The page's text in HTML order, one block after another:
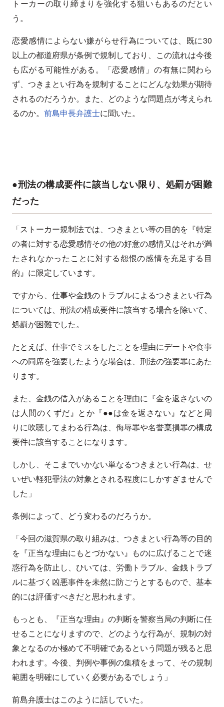
トーカーの取り締まりを強化する狙いもあるのだとい
う。
恋愛感情によらない嫌がらせ行為については、既に30
以上の都道府県が条例で規制しており、この流れは今後
も広がる可能性がある。「恋愛感情」の有無に関わら
ず、つきまとい行為を規制することにどんな効果が期待
されるのだろうか。また、どのような問題点が考えられ
るのか。 前島申長弁護士に聞いた。
●刑法の構成要件に該当しない限り、処罰が困難
だった
「ストーカー規制法では、つきまとい等の目的を『特定
の者に対する恋愛感情その他の好意の感情又はそれが満
たされなかったことに対する怨恨の感情を充足する目
的』に限定しています。
ですから、仕事や金銭のトラブルによるつきまとい行為
については、刑法の構成要件に該当する場合を除いて、
処罰が困難でした。
たとえば、仕事でミスをしたことを理由にデートや食事
への同席を強要したような場合は、刑法の強要罪にあた
ります。
また、金銭の借入があることを理由に『金を返さないの
は人間のくずだ』とか『●●は金を返さない』などと周
りに吹聴してまわる行為は、侮辱罪や名誉棄損罪の構成
要件に該当することになります。
しかし、そこまでいかない単なるつきまとい行為は、せ
いぜい軽犯罪法の対象とされる程度にしかすぎませんで
した」
条例によって、どう変わるのだろうか。
「今回の滋賀県の取り組みは、つきまとい行為等の目的
を『正当な理由にもとづかない』ものに広げることで迷
惑行為を防止し、ひいては、労働トラブル、金銭トラブ
ルに基づく凶悪事件を未然に防ごうとするもので、基本
的には評価すべきだと思われます。
もっとも、『正当な理由』の判断を警察当局の判断に任
せることになりますので、どのような行為が、規制の対
象となるのか極めて不明確であるという問題が残ると思
われます。今後、判例や事例の集積をまって、その規制
範囲を明確にしていく必要があるでしょう」
前島弁護士はこのように話していた。